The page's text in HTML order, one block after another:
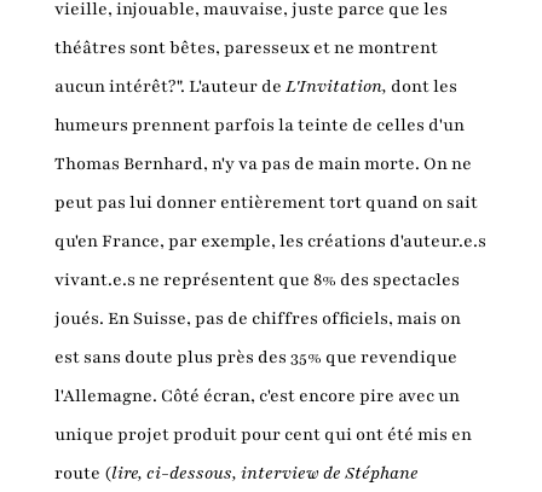
vieille, injouable, mauvaise, juste parce que les
théâtres sont bêtes, paresseux et ne montrent
aucun intérêt?". L'auteur de L'Invitation, dont les
humeurs prennent parfois la teinte de celles d'un
Thomas Bernhard, n'y va pas de main morte. On ne
peut pas lui donner entièrement tort quand on sait
qu'en France, par exemple, les créations d'auteur.e.s
vivant.e.s ne représentent que 8% des spectacles
joués. En Suisse, pas de chiffres officiels, mais on
est sans doute plus près des 35% que revendique
l'Allemagne. Côté écran, c'est encore pire avec un
unique projet produit pour cent qui ont été mis en
route (lire, ci-dessous, interview de Stéphane